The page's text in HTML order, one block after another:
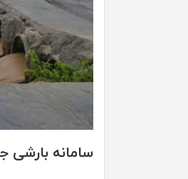
سامانه بارشی